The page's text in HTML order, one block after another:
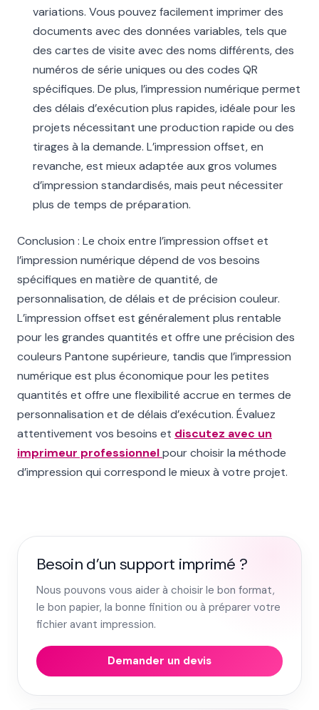
variations. Vous pouvez facilement imprimer des
documents avec des données variables, tels que
des cartes de visite avec des noms différents, des
numéros de série uniques ou des codes QR
spécifiques. De plus, l’impression numérique permet
des délais d’exécution plus rapides, idéale pour les
projets nécessitant une production rapide ou des
tirages à la demande. L’impression offset, en
revanche, est mieux adaptée aux gros volumes
d’impression standardisés, mais peut nécessiter
plus de temps de préparation.
Conclusion : Le choix entre l’impression offset et
l’impression numérique dépend de vos besoins
spécifiques en matière de quantité, de
personnalisation, de délais et de précision couleur.
L’impression offset est généralement plus rentable
pour les grandes quantités et offre une précision des
couleurs Pantone supérieure, tandis que l’impression
numérique est plus économique pour les petites
quantités et offre une flexibilité accrue en termes de
personnalisation et de délais d’exécution. Évaluez
attentivement vos besoins et discutez avec un
imprimeur professionnelpour choisir la méthode
d’impression qui correspond le mieux à votre projet.
Besoin d’un support imprimé ?
Nous pouvons vous aider à choisir le bon format,
le bon papier, la bonne finition ou à préparer votre
fichier avant impression.
Demander un devis